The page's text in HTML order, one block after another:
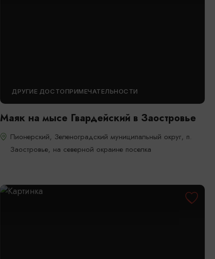
ДРУГИЕ ДОСТОПРИМЕЧАТЕЛЬНОСТИ
Маяк на мысе Гвардейский в Заостровье
Пионерский, Зеленоградский муниципальный округ, п.
Заостровье, на северной окраине поселка